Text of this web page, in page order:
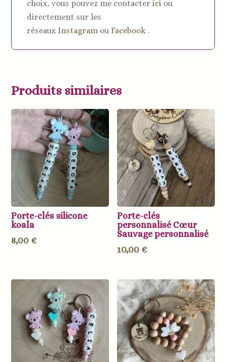
choix, vous pouvez me contacterici ou
directement sur les
réseauxInstagram ouFacebook .
Produits similaires
Porte-clés silicone
koala
8,00 €
Porte-clés
personnalisé Cœur
Sauvage personnalisé
10,00 €